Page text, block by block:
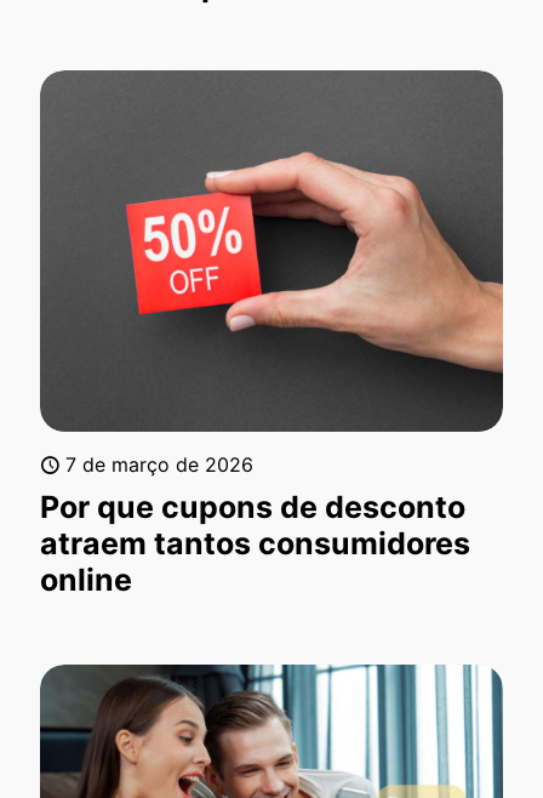
7 de março de 2026
Por que cupons de desconto
atraem tantos consumidores
online